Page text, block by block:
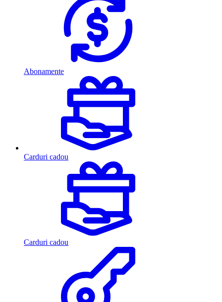
Abonamente
Carduri cadou
Carduri cadou